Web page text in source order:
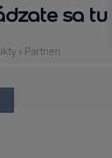
sa tu
» Partneri